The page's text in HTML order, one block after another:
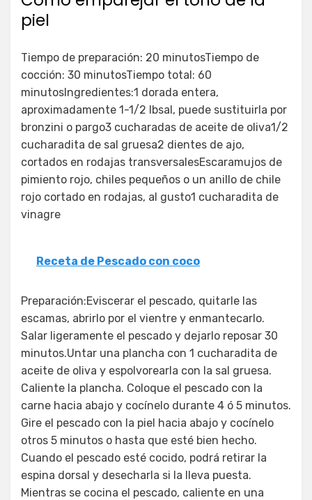
piel
Tiempo de preparación: 20 minutosTiempo de
cocción: 30 minutosTiempo total: 60
minutosIngredientes:1 dorada entera,
aproximadamente 1-1/2 lbsal, puede sustituirla por
bronzini o pargo3 cucharadas de aceite de oliva1/2
cucharadita de sal gruesa2 dientes de ajo,
cortados en rodajas transversalesEscaramujos de
pimiento rojo, chiles pequeños o un anillo de chile
rojo cortado en rodajas, al gusto1 cucharadita de
vinagre
Receta de Pescado con coco
Preparación:Eviscerar el pescado, quitarle las
escamas, abrirlo por el vientre y enmantecarlo.
Salar ligeramente el pescado y dejarlo reposar 30
minutos.Untar una plancha con 1 cucharadita de
aceite de oliva y espolvorearla con la sal gruesa.
Caliente la plancha. Coloque el pescado con la
carne hacia abajo y cocínelo durante 4 ó 5 minutos.
Gire el pescado con la piel hacia abajo y cocínelo
otros 5 minutos o hasta que esté bien hecho.
Cuando el pescado esté cocido, podrá retirar la
espina dorsal y desecharla si la lleva puesta.
Mientras se cocina el pescado, caliente en una